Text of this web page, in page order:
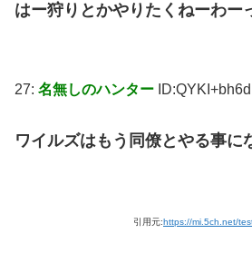
はー狩りとかやりたくねーわー
27: 名無しのハンター ID:QYKI+bh6d
ワイルズはもう同僚とやる事に
引用元:https://mi.5ch.net/